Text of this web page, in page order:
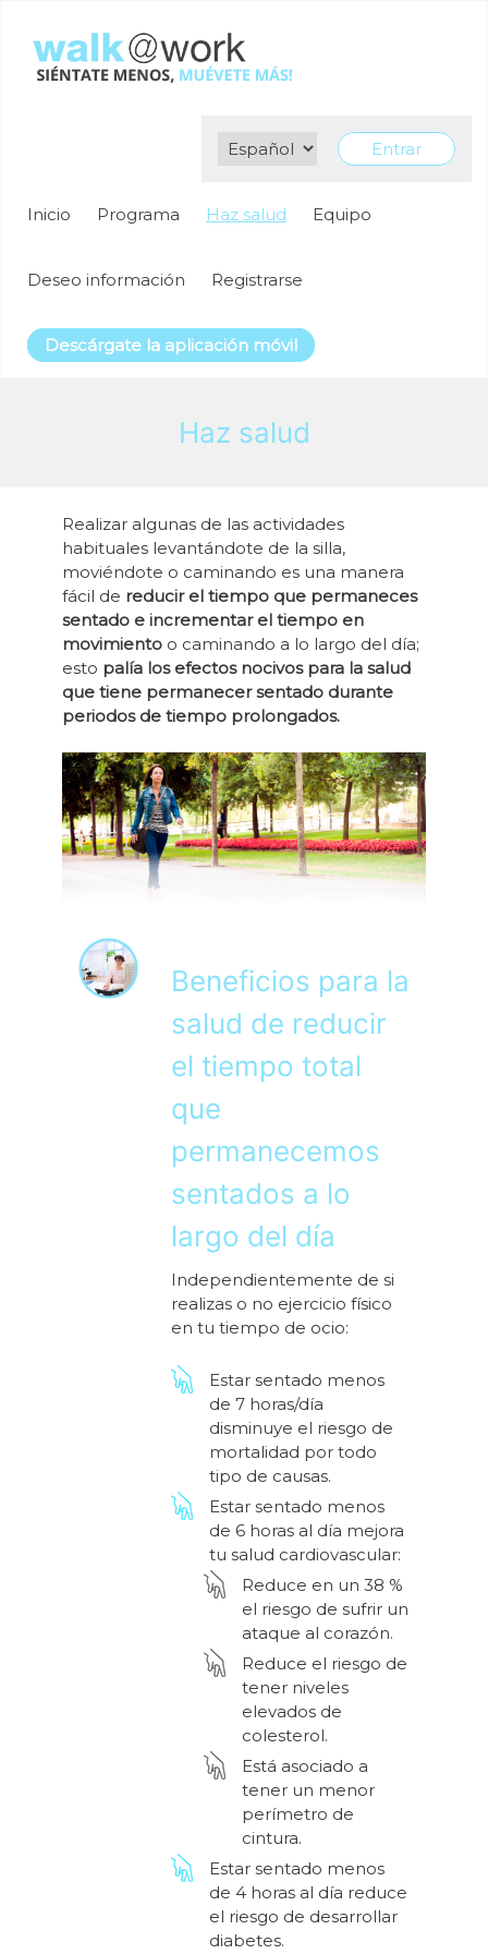
content
Entrar
Inicio Programa Haz salud Equipo
Deseo información Registrarse
Descárgate la aplicación móvil
Haz salud
Realizar algunas de las actividades
habituales levantándote de la silla,
moviéndote o caminando es una manera
fácil de reducir el tiempo que permaneces
sentado e incrementar el tiempo en
movimientoo caminando a lo largo del día;
esto palía los efectos nocivos para la salud
que tiene permanecer sentado durante
periodos de tiempo prolongados.
Beneficios para la
salud de reducir
el tiempo total
que
permanecemos
sentados a lo
largo del día
Independientemente de si
realizas o no ejercicio físico
en tu tiempo de ocio:
Estar sentado menos
de 7 horas/día
disminuye el riesgo de
mortalidad por todo
tipo de causas.
Estar sentado menos
de 6 horas al día mejora
tu salud cardiovascular:
Reduce en un 38 %
el riesgo de sufrir un
ataque al corazón.
Reduce el riesgo de
tener niveles
elevados de
colesterol.
Está asociado a
tener un menor
perímetro de
cintura.
Estar sentado menos
de 4 horas al día reduce
el riesgo de desarrollar
diabetes.